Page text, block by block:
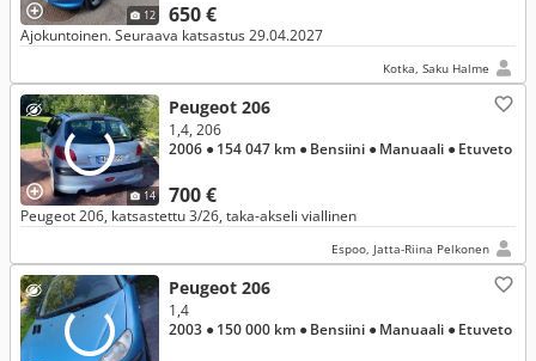
12 650 €
Ajokuntoinen. Seuraava katsastus 29.04.2027
Kotka, Saku Halme
14
Peugeot 206
700 €
1,4, 206
2006 ● 154 047 km ● Bensiini ● Manuaali ● Etuveto
Peugeot 206, katsastettu 3/26, taka-akseli viallinen
Espoo, Jatta-Riina Pelkonen
Peugeot 206
1,4
2003 ● 150 000 km ● Bensiini ● Manuaali ● Etuveto